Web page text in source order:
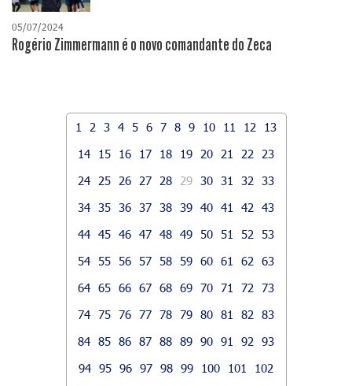
05/07/2024
Rogério Zimmermann é o novo comandante do Zeca
1 2 3 4 5 6 7 8 9 10 11 12
13
14
15 16 17 18 19 20 21 22
23
24
25 26 27 28 29 30 31 32
33
34 35 36 37 38 39 40 41 42
43
44 45 46 47 48 49 50 51 52
53
54 55 56 57 58 59 60 61 62
63
64 65 66 67 68 69 70 71 72
73
74 75 76 77 78 79 80 81 82
83
84 85 86 87 88 89 90 91 92
93
94 95 96 97 98 99 100 101
102